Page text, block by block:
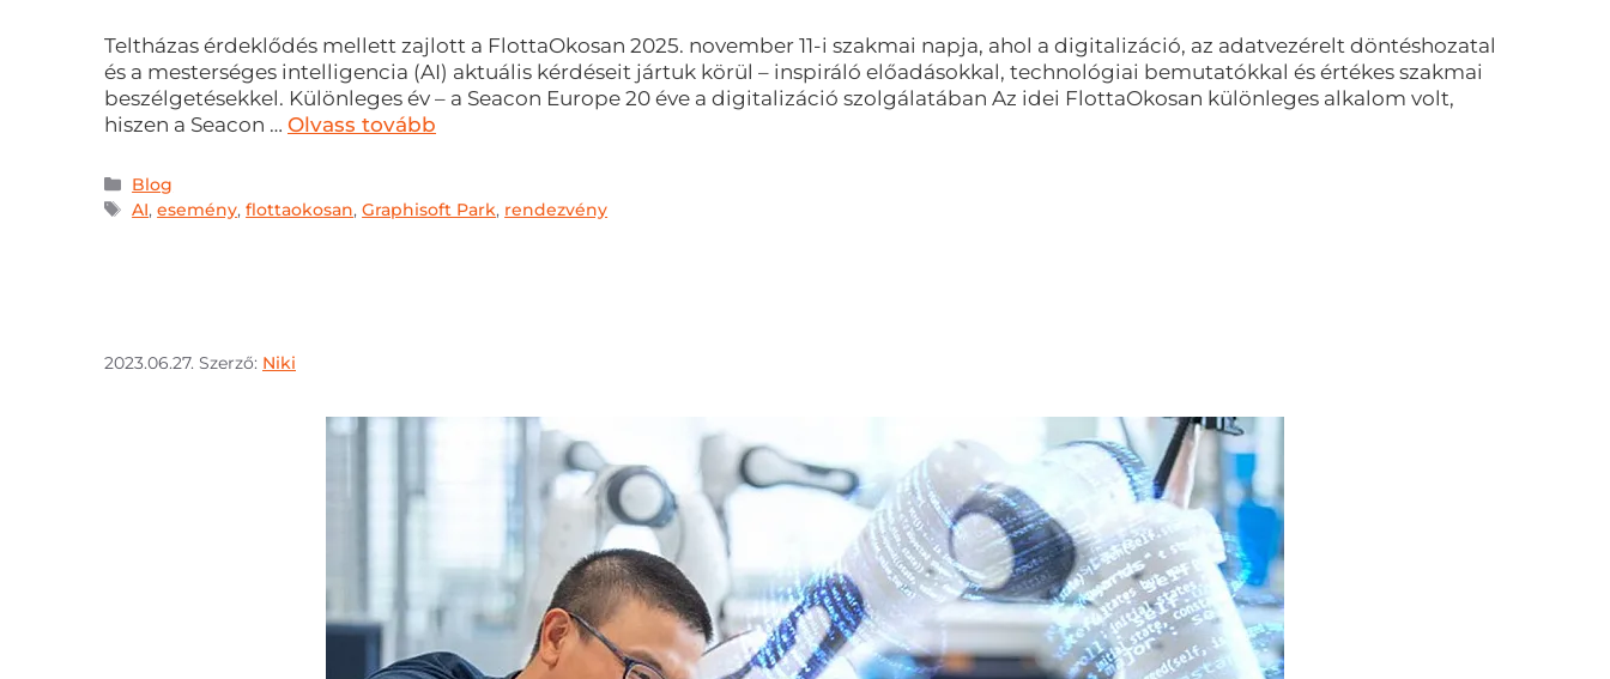
Teltházas érdeklődés mellett zajlott a FlottaOkosan 2025. november 11-i szakmai napja, ahol a digitalizáció, az adatvezérelt döntéshozatal
és a mesterséges intelligencia (AI) aktuális kérdéseit jártuk körül – inspiráló előadásokkal, technológiai bemutatókkal és értékes szakmai
beszélgetésekkel. Különleges év – a Seacon Europe 20 éve a digitalizáció szolgálatában Az idei FlottaOkosan különleges alkalom volt,
hiszen a Seacon … Olvass tovább
Blog
AI,esemény,flottaokosan,Graphisoft Park, rendezvény
2023.06.27. Szerző: Niki